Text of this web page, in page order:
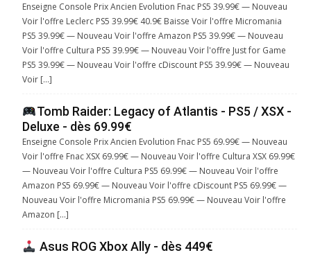
Enseigne Console Prix Ancien Evolution Fnac PS5 39.99€ — Nouveau
Voir l'offre Leclerc PS5 39.99€ 40.9€ Baisse Voir l'offre Micromania
PS5 39.99€ — Nouveau Voir l'offre Amazon PS5 39.99€ — Nouveau
Voir l'offre Cultura PS5 39.99€ — Nouveau Voir l'offre Just for Game
PS5 39.99€ — Nouveau Voir l'offre cDiscount PS5 39.99€ — Nouveau
Voir […]
Tomb Raider: Legacy of Atlantis - PS5 / XSX -
Deluxe - dès 69.99€
Enseigne Console Prix Ancien Evolution Fnac PS5 69.99€ — Nouveau
Voir l'offre Fnac XSX 69.99€ — Nouveau Voir l'offre Cultura XSX 69.99€
— Nouveau Voir l'offre Cultura PS5 69.99€ — Nouveau Voir l'offre
Amazon PS5 69.99€ — Nouveau Voir l'offre cDiscount PS5 69.99€ —
Nouveau Voir l'offre Micromania PS5 69.99€ — Nouveau Voir l'offre
Amazon […]
Asus ROG Xbox Ally - dès 449€